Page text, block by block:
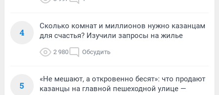
4
Сколько комнат и миллионов нужно казанцам
для счастья? Изучили запросы на жилье
2 980 Обсудить
5
«Не мешают, а откровенно бесят»: что продают
казанцы на главной пешеходной улице —